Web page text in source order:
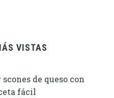
VISTAS
scones de queso con
fácil